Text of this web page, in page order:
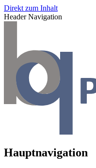
Direkt zum Inhalt
Header Navigation
Hauptnavigation